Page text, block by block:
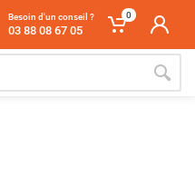
Besoin d'un conseil ?
03 88 08 67 05
0